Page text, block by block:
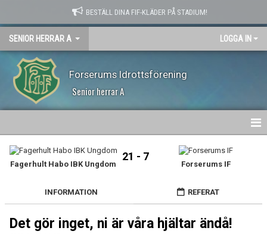
BESTÄLL DINA FIF-KLÄDER PÅ STADIUM!
SENIOR HERRAR A LOGGA IN
Forserums Idrottsförening
Senior herrar A
HEM
MATCHER
Fagerhult Habo IBK Ungdom
21 - 7
Forserums IF
INFORMATION REFERAT
Det gör inget, ni är våra hjältar ändå!